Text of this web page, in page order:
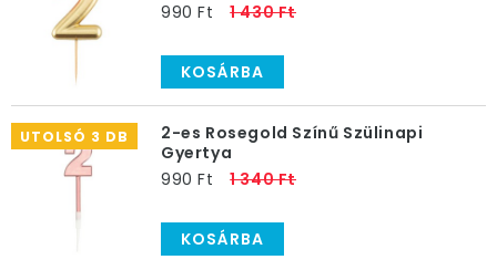
990 Ft
1 430 Ft
KOSÁRBA
UTOLSÓ 3 DB
2-es Rosegold Színű Szülinapi
Gyertya
990 Ft
1 340 Ft
KOSÁRBA